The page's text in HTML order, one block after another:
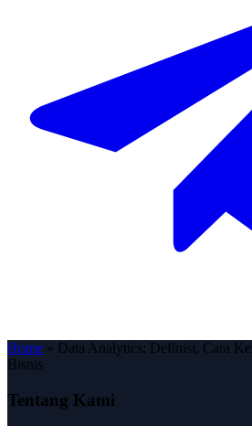
Home » Data Analytics: Definisi, Cara
Bisnis
Tentang Kami